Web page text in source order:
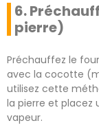
6.
pierre)
Préchauffez le
avec la cocotte
utilisez cette
la pierre et placez
vapeur.